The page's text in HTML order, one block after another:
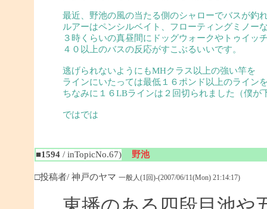
最近、野池の風の当たる側のシャローでバスが釣
ルアーはペンシルベイト、フローティングミノー
３時くらいの真昼間にドッグウォークやトゥイッ
４０以上のバスの反応がすこぶるいいです。
逃げられないようにもMHクラス以上の強い竿を
ラインにいたっては最低１６ポンド以上のライン
ちなみに１６LBラインは２回切られました（僕が
ではでは
■1594/ inTopicNo.67) 野池
□投稿者/ 神戸のヤマ 一般人(1回)-(2007/06/11(Mon) 21:14:17)